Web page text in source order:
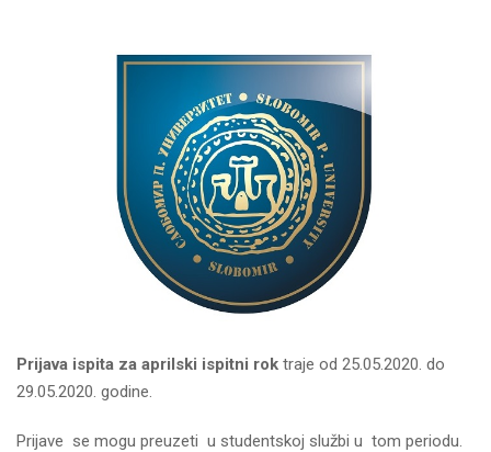
Prijava ispita za aprilski ispitni rok traje od 25.05.2020. do
29.05.2020. godine.
Prijave se mogu preuzeti u studentskoj službi u tom periodu.